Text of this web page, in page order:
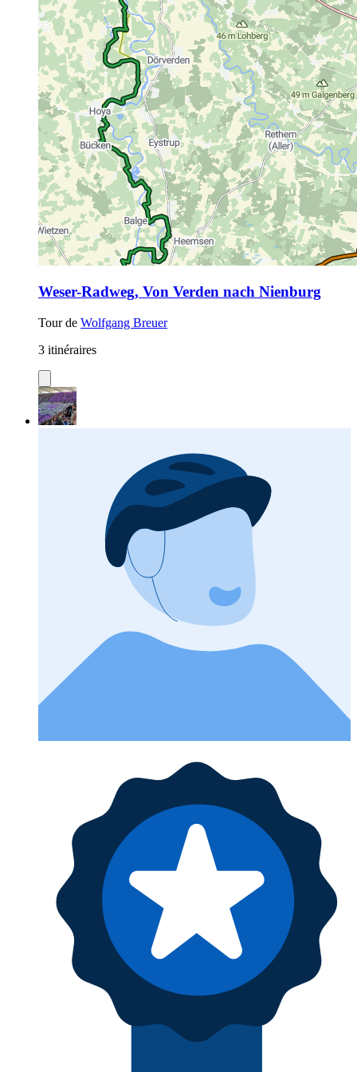
Weser-Radweg, Von Verden nach Nienburg
Tour de Wolfgang Breuer
3 itinéraires